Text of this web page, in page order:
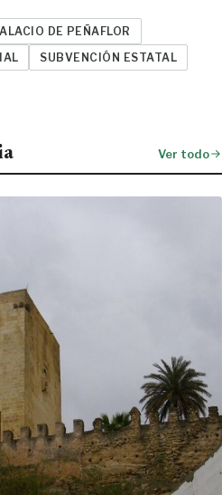
DE PEÑAFLOR
SUBVENCIÓN ESTATAL
Ver todo